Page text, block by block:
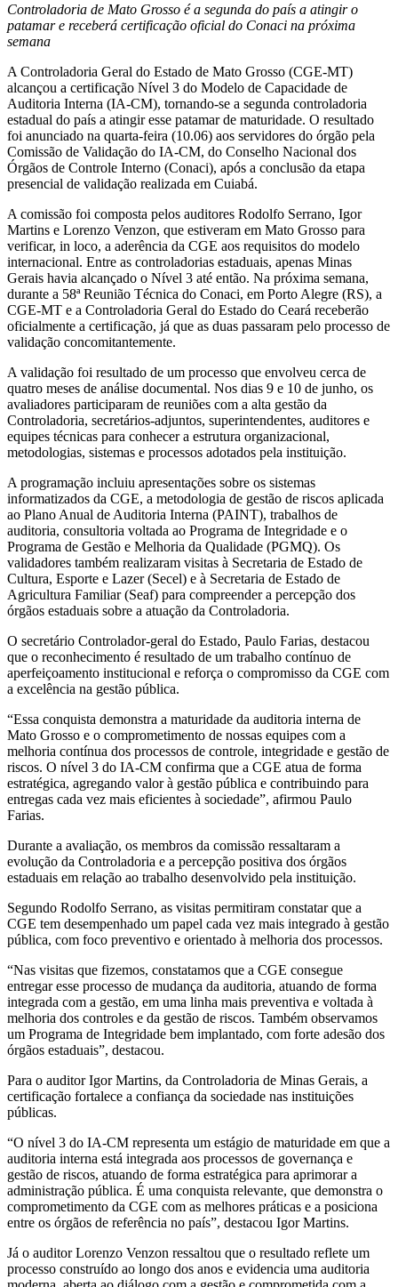
Controladoria de Mato Grosso é a segunda do país a atingir o
patamar e receberá certificação oficial do Conaci na próxima
semana
A Controladoria Geral do Estado de Mato Grosso (CGE-MT)
alcançou a certificação Nível 3 do Modelo de Capacidade de
Auditoria Interna (IA-CM), tornando-se a segunda controladoria
estadual do país a atingir esse patamar de maturidade. O resultado
foi anunciado na quarta-feira (10.06) aos servidores do órgão pela
Comissão de Validação do IA-CM, do Conselho Nacional dos
Órgãos de Controle Interno (Conaci), após a conclusão da etapa
presencial de validação realizada em Cuiabá.
A comissão foi composta pelos auditores Rodolfo Serrano, Igor
Martins e Lorenzo Venzon, que estiveram em Mato Grosso para
verificar, in loco, a aderência da CGE aos requisitos do modelo
internacional. Entre as controladorias estaduais, apenas Minas
Gerais havia alcançado o Nível 3 até então. Na próxima semana,
durante a 58ª Reunião Técnica do Conaci, em Porto Alegre (RS), a
CGE-MT e a Controladoria Geral do Estado do Ceará receberão
oficialmente a certificação, já que as duas passaram pelo processo de
validação concomitantemente.
A validação foi resultado de um processo que envolveu cerca de
quatro meses de análise documental. Nos dias 9 e 10 de junho, os
avaliadores participaram de reuniões com a alta gestão da
Controladoria, secretários-adjuntos, superintendentes, auditores e
equipes técnicas para conhecer a estrutura organizacional,
metodologias, sistemas e processos adotados pela instituição.
A programação incluiu apresentações sobre os sistemas
informatizados da CGE, a metodologia de gestão de riscos aplicada
ao Plano Anual de Auditoria Interna (PAINT), trabalhos de
auditoria, consultoria voltada ao Programa de Integridade e o
Programa de Gestão e Melhoria da Qualidade (PGMQ). Os
validadores também realizaram visitas à Secretaria de Estado de
Cultura, Esporte e Lazer (Secel) e à Secretaria de Estado de
Agricultura Familiar (Seaf) para compreender a percepção dos
órgãos estaduais sobre a atuação da Controladoria.
O secretário Controlador-geral do Estado, Paulo Farias, destacou
que o reconhecimento é resultado de um trabalho contínuo de
aperfeiçoamento institucional e reforça o compromisso da CGE com
a excelência na gestão pública.
“Essa conquista demonstra a maturidade da auditoria interna de
Mato Grosso e o comprometimento de nossas equipes com a
melhoria contínua dos processos de controle, integridade e gestão de
riscos. O nível 3 do IA-CM confirma que a CGE atua de forma
estratégica, agregando valor à gestão pública e contribuindo para
entregas cada vez mais eficientes à sociedade”, afirmou Paulo
Farias.
Durante a avaliação, os membros da comissão ressaltaram a
evolução da Controladoria e a percepção positiva dos órgãos
estaduais em relação ao trabalho desenvolvido pela instituição.
Segundo Rodolfo Serrano, as visitas permitiram constatar que a
CGE tem desempenhado um papel cada vez mais integrado à gestão
pública, com foco preventivo e orientado à melhoria dos processos.
“Nas visitas que fizemos, constatamos que a CGE consegue
entregar esse processo de mudança da auditoria, atuando de forma
integrada com a gestão, em uma linha mais preventiva e voltada à
melhoria dos controles e da gestão de riscos. Também observamos
um Programa de Integridade bem implantado, com forte adesão dos
órgãos estaduais”, destacou.
Para o auditor Igor Martins, da Controladoria de Minas Gerais, a
certificação fortalece a confiança da sociedade nas instituições
públicas.
“O nível 3 do IA-CM representa um estágio de maturidade em que a
auditoria interna está integrada aos processos de governança e
gestão de riscos, atuando de forma estratégica para aprimorar a
administração pública. É uma conquista relevante, que demonstra o
comprometimento da CGE com as melhores práticas e a posiciona
entre os órgãos de referência no país”, destacou Igor Martins.
Já o auditor Lorenzo Venzon ressaltou que o resultado reflete um
processo construído ao longo dos anos e evidencia uma auditoria